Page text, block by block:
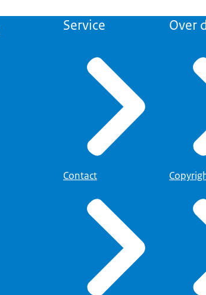
Service
Contact
Over